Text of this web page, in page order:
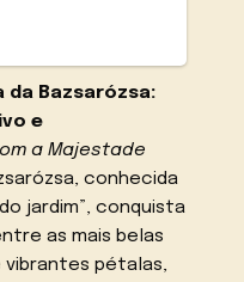
da Bazsarózsa:
e
a Majestade
conhecida
jardim”, conquista
as mais belas
vibrantes pétalas,